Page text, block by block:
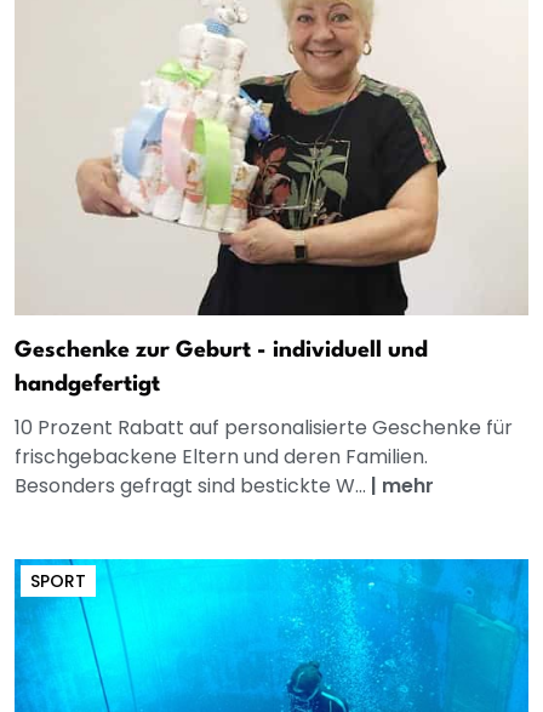
Geschenke zur Geburt - individuell und
handgefertigt
10 Prozent Rabatt auf personalisierte Geschenke für
frischgebackene Eltern und deren Familien.
Besonders gefragt sind bestickte W... | mehr
SPORT